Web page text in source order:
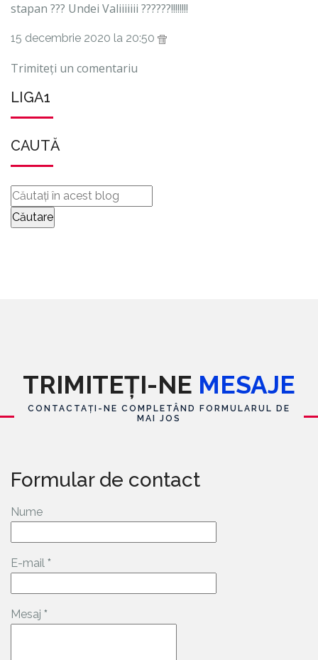
stapan ??? Undei Valiiiiiii ??????!!!!!!!!
15 decembrie 2020 la 20:50
Trimiteți un comentariu
LIGA1
CAUTĂ
TRIMITEȚI-NE MESAJE
CONTACTAȚI-NE COMPLETÂND FORMULARUL DE
MAI JOS
Formular de contact
Nume
E-mail *
Mesaj *